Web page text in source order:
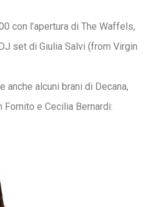
con l’apertura di The Waffels,
set di Giulia Salvi (from Virgin
anche alcuni brani di Decana,
e Cecilia Bernardi: